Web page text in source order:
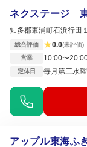
ネクステージ
知多郡東浦町石浜行田
総合評価 ★0.0(未評価)
営業
10:00〜
定休日 毎月第三水
アップル東海ふ